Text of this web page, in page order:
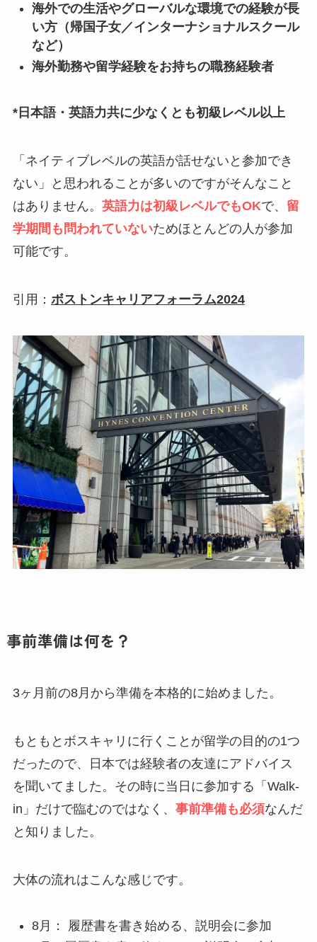
海外での生活やグローバルな環境での経験が長
い方（帰国子女／インターナショナルスクール
など）
海外勤務や留学経験をお持ちの職務経験者
*日本語・英語力共に少なくとも初級レベル以上
「ネイティブレベルの英語が話せないと参加でき
ない」と思われることが多いのですがそんなこと
はありません。 英語力は初級レベルでもOKで、 留
学期間も問われていないためほとんどの人が参加
可能です。
引用： ボストンキャリアフォーラム2024
事前準備は何を？
3ヶ月前の8月から準備を本格的に始めました。
もともとボスキャリに行くことが留学の目的の1つ
だったので、日本では経験者の友達にアドバイス
を聞いてました。その時に当日に参加する「Walk-
in」だけで臨むのではなく、 事前準備も必須なんだ
と知りました。
大体の流れはこんな感じです。
8月： 履歴書を書き始める、説明会に参加